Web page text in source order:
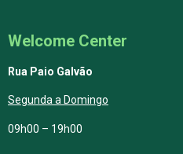
Welcome Center
Rua Paio Galvão
Segunda a Domingo
09h00 – 19h00